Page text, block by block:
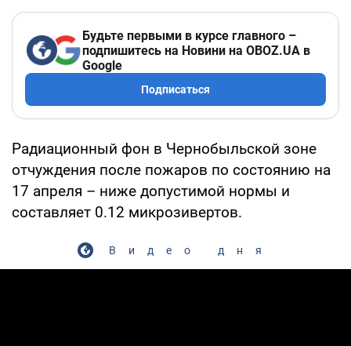
Будьте первыми в курсе главного –
подпишитесь на Новини на OBOZ.UA в
Google
Подписаться
Радиационный фон в Чернобыльской зоне
отчуждения после пожаров по состоянию на
17 апреля – ниже допустимой нормы и
составляет 0.12 микрозивертов.
Видео дня